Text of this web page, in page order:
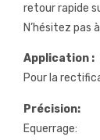
retour rapide
N’hésitez pas
Application :
Pour la
Précision:
Equerrage: